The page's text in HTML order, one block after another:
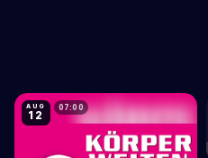
AUG
12
07:00